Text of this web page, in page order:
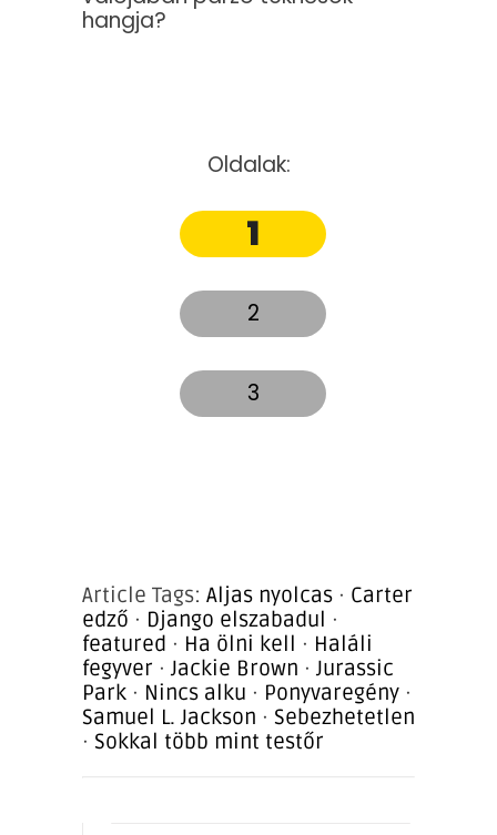
hangja?
Oldalak:
1
2
3
Article Tags: Aljas nyolcas · Carter
edző · Django elszabadul ·
featured · Ha ölni kell · Haláli
fegyver · Jackie Brown · Jurassic
Park · Nincs alku · Ponyvaregény ·
Samuel L. Jackson · Sebezhetetlen
· Sokkal több mint testőr